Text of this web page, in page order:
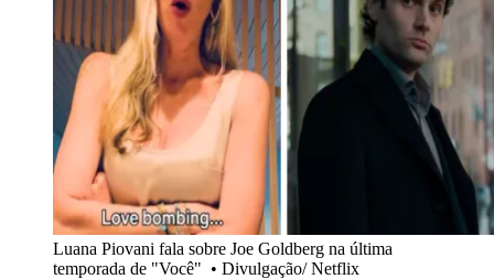
Luana Piovani fala sobre Joe Goldberg na última
temporada de "Você" • Divulgação/ Netflix